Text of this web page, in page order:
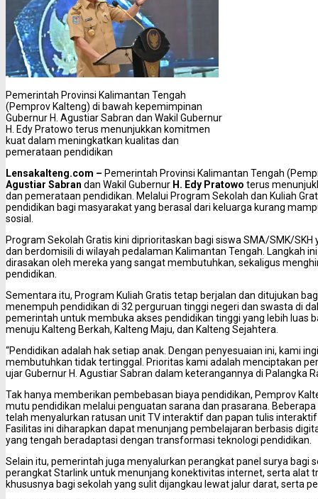
Pemerintah Provinsi Kalimantan Tengah
(Pemprov Kalteng) di bawah kepemimpinan
Gubernur H. Agustiar Sabran dan Wakil Gubernur
H. Edy Pratowo terus menunjukkan komitmen
kuat dalam meningkatkan kualitas dan
pemerataan pendidikan
Lensakalteng.com – Pemerintah Provinsi Kalimantan Tengah
Agustiar Sabran dan Wakil Gubernur H. Edy Pratowo terus
dan pemerataan pendidikan. Melalui Program Sekolah dan Kuliah
pendidikan bagi masyarakat yang berasal dari keluarga kurang
sosial.
Program Sekolah Gratis kini diprioritaskan bagi siswa SMA/SMK/
dan berdomisili di wilayah pedalaman Kalimantan Tengah. Langkah
dirasakan oleh mereka yang sangat membutuhkan, sekaligus
pendidikan.
‎Sementara itu, Program Kuliah Gratis tetap berjalan dan ditujukan
menempuh pendidikan di 32 perguruan tinggi negeri dan swasta di
pemerintah untuk membuka akses pendidikan tinggi yang lebih luas
menuju Kalteng Berkah, Kalteng Maju, dan Kalteng Sejahtera.
‎“Pendidikan adalah hak setiap anak. Dengan penyesuaian ini, kami
membutuhkan tidak tertinggal. Prioritas kami adalah menciptakan
ujar Gubernur H. Agustiar Sabran dalam keterangannya di Palangka
‎Tak hanya memberikan pembebasan biaya pendidikan, Pemprov
mutu pendidikan melalui penguatan sarana dan prasarana.
telah menyalurkan ratusan unit TV interaktif dan papan tulis
Fasilitas ini diharapkan dapat menunjang pembelajaran berbasis
yang tengah beradaptasi dengan transformasi teknologi pendidikan.
‎Selain itu, pemerintah juga menyalurkan perangkat panel surya bagi
perangkat Starlink untuk menunjang konektivitas internet, serta alat
khususnya bagi sekolah yang sulit dijangkau lewat jalur darat, serta